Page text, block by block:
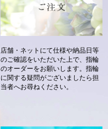
店舗・ネットにて仕様や納品日等
のご確認をいただいた上で、指輪
のオーダーをお願いします。指輪
に関する疑問がございましたら担
当者へお尋ねください。